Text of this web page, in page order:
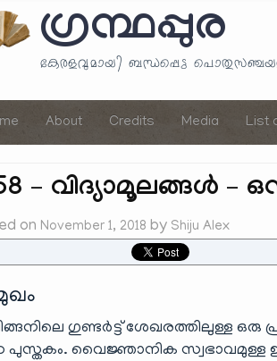
ഗ്രന്ഥപ്പുര
കേരളവുമായി ബന്ധപ്പെട്ട
About Credits Media List
– വിദ്യാമൂലങ്ങൾ
on November 1, 2018 by Shiju Alex
ഗുണ്ടർട്ട് ശേഖരത്തിലുള്ള ഒരു
വൈജ്ഞാനിക സ്വഭാവമുള്ള